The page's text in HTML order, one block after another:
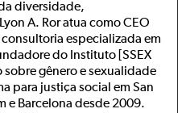
diversidade,
A. Ror atua como CEO
consultoria especializada em
do Instituto [SSEX
gênero e sexualidade
para justiça social em San
e Barcelona desde 2009.